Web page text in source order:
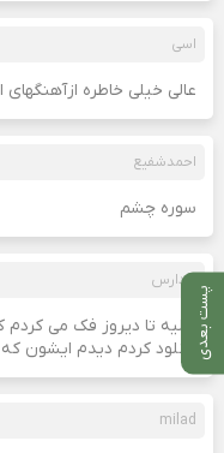
پست بعدی
اسی
عالی خیلی خاطره
احمدشفیع
سوره چشم
دادارس
عالیه تا دیروز فک می
دانلود کردم دیدم ایشون
milad